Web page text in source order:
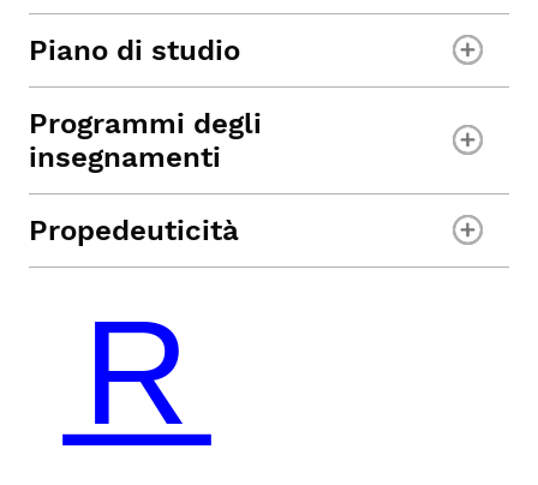
Piano di studio
Programmi degli
insegnamenti
Propedeuticità